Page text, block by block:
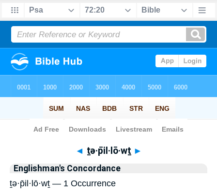
Bible> Strong's > Hebrew
◄ ṯə·p̄il·lō·wṯ ►
Englishman's Concordance
ṯə·p̄il·lō·wṯ — 1 Occurrence